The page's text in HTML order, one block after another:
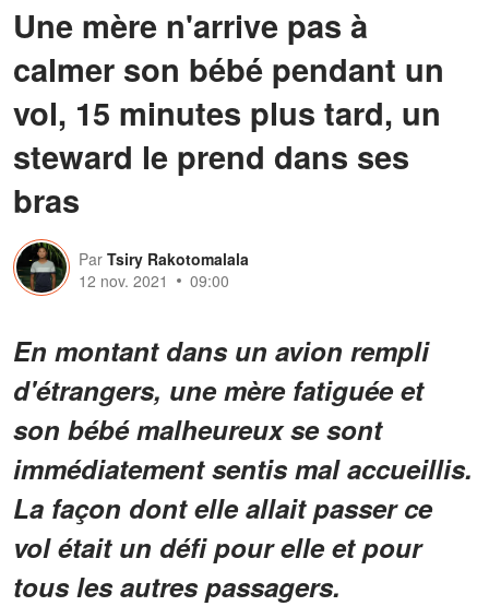
Une mère n'arrive pas à
calmer son bébé pendant un
vol, 15 minutes plus tard, un
steward le prend dans ses
bras
Par Tsiry Rakotomalala
12 nov. 2021
09:00
En montant dans un avion rempli
d'étrangers, une mère fatiguée et
son bébé malheureux se sont
immédiatement sentis mal accueillis.
La façon dont elle allait passer ce
vol était un défi pour elle et pour
tous les autres passagers.